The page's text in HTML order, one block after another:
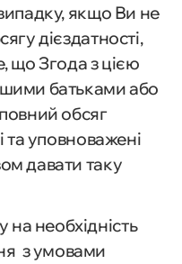
якщо Ви не
дієздатності,
що Згода з цією
батьками або
обсяг
та уповноважені
давати таку
необхідність
з умовами